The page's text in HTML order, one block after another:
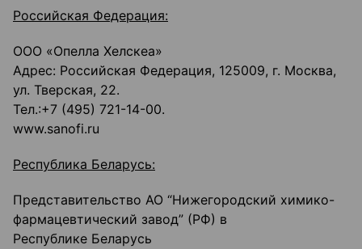
Российская Федерация:
ООО «Опелла Хелскеа»
Адрес: Российская Федерация, 125009, г. Москва,
ул. Тверская, 22.
Тел.:+7 (495) 721-14-00.
www.sanofi.ru
Республика Беларусь:
Представительство АО “Нижегородский химико-
фармацевтический завод” (РФ) в
Республике Беларусь